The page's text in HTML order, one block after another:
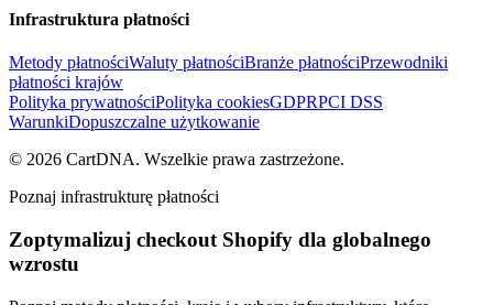
Infrastruktura płatności
Metody płatnościWaluty płatnościBranże płatnościPrzewodniki
płatności krajów
Polityka prywatnościPolityka cookiesGDPRPCI DSS
WarunkiDopuszczalne użytkowanie
© 2026 CartDNA. Wszelkie prawa zastrzeżone.
Poznaj infrastrukturę płatności
Zoptymalizuj checkout Shopify dla globalnego
wzrostu